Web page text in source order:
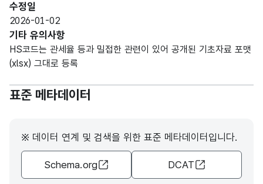
수정일
2026-01-02
기타 유의사항
HS코드는 관세율 등과 밀접한 관련이 있어 공개된 기초자료 포맷
(xlsx) 그대로 등록
표준 메타데이터
※ 데이터 연계 및 검색을 위한 표준 메타데이터입니다.
Schema.org DCAT